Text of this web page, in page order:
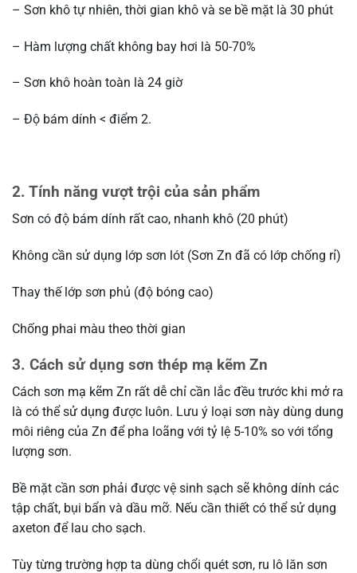
– Sơn khô tự nhiên, thời gian khô và se bề mặt là 30 phút
– Hàm lượng chất không bay hơi là 50-70%
– Sơn khô hoàn toàn là 24 giờ
– Độ bám dính < điểm 2.
2. Tính năng vượt trội của sản phẩm
Sơn có độ bám dính rất cao, nhanh khô (20 phút)
Không cần sử dụng lớp sơn lót (Sơn Zn đã có lớp chống rỉ)
Thay thế lớp sơn phủ (độ bóng cao)
Chống phai màu theo thời gian
3. Cách sử dụng sơn thép mạ kẽm Zn
Cách sơn mạ kẽm Zn rất dễ chỉ cần lắc đều trước khi mở ra
là có thể sử dụng được luôn. Lưu ý loại sơn này dùng dung
môi riêng của Zn để pha loãng với tỷ lệ 5-10% so với tổng
lượng sơn.
Bề mặt cần sơn phải được vệ sinh sạch sẽ không dính các
tập chất, bụi bẩn và dầu mỡ. Nếu cần thiết có thể sử dụng
axeton để lau cho sạch.
Tùy từng trường hợp ta dùng chổi quét sơn, ru lô lăn sơn